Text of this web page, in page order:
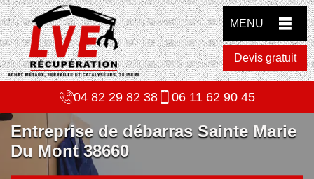
MENU
Devis gratuit
04 82 29 82 38 06 11 62 90 45
Entreprise de débarras Sainte Marie
Du Mont 38660